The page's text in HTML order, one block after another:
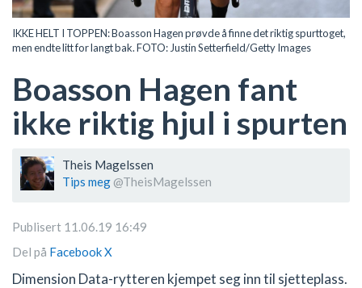
IKKE HELT I TOPPEN: Boasson Hagen prøvde å finne det riktig spurttoget,
men endte litt for langt bak. FOTO: Justin Setterfield/Getty Images
Boasson Hagen fant
ikke riktig hjul i spurten
Theis Magelssen
Tips meg @TheisMagelssen
Publisert 11.06.19 16:49
Del på FacebookX
Dimension Data-rytteren kjempet seg inn til sjetteplass.